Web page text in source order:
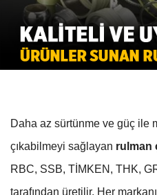
Daha az sürtünme ve güç ile
çıkabilmeyi sağlayan rulman
RBC, SSB, TİMKEN, THK,
tarafından üretilir. Her